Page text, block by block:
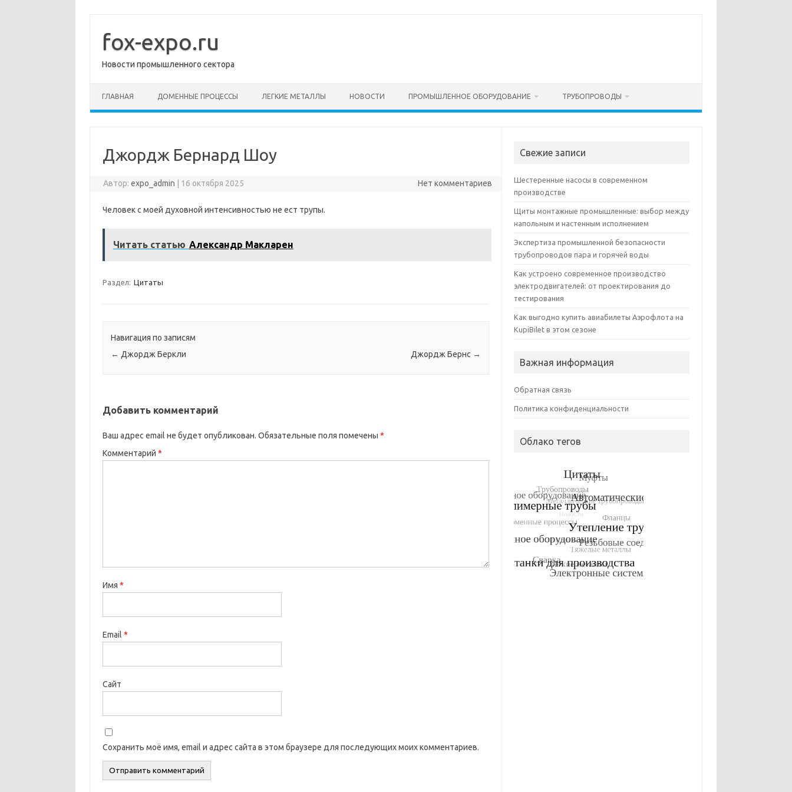
содержимому
fox-expo.ru
Новости промышленного сектора
ГЛАВНАЯ ДОМЕННЫЕ ПРОЦЕССЫ ЛЕГКИЕ МЕТАЛЛЫ НОВОСТИ ПРОМЫШЛЕННОЕ ОБОРУДОВАНИЕ ТРУБОПРОВОДЫ
Джордж Бернард Шоу
Автор:expo_admin 16 октября 2025 Нет комментариев
Человек с моей духовной интенсивностью не ест трупы.
Читать статью Александр Макларен
Раздел: Цитаты
Навигация по записям
← Джордж Беркли Джордж Бернс →
Добавить комментарий
Ваш адрес email не будет опубликован. Обязательные поля помечены *
Комментарий *
Имя *
Email *
Сайт
Сохранить моё имя, email и адрес сайта в этом браузере для последующих моих комментариев.
Свежие записи
Шестеренные насосы в современном
производстве
Щиты монтажные промышленные: выбор между
напольным и настенным исполнением
Экспертиза промышленной безопасности
трубопроводов пара и горячей воды
Как устроено современное производство
электродвигателей: от проектирования до
тестирования
Как выгодно купить авиабилеты Аэрофлота на
KupiBilet в этом сезоне
Важная информация
Обратная связь
Политика конфиденциальности
Облако тегов